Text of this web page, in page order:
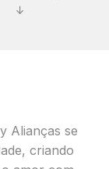
↓
Alianças se
criando